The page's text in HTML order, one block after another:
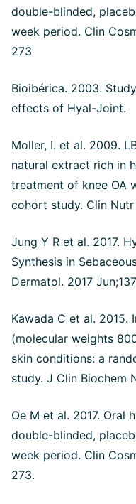
double-blinded,
week period. Clin
273
Bioibérica. 2003.
effects of Hyal-Joint.
Moller, I. et al. 2009.
natural extract rich in
treatment of knee OA
cohort study. Clin Nutr
Jung Y R et al. 2017.
Synthesis in
Dermatol. 2017
Kawada C et al. 2015.
(molecular weights
skin conditions: a
study. J Clin Biochem
Oe M et al. 2017. Oral
double-blinded,
week period. Clin
273.